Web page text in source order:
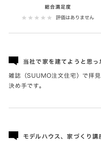
総合満足度
評価はありません
当社で家を建てようと思っ
雑誌（SUUMO注文住宅）で拝
決め手です。
モデルハウス、家づくり講